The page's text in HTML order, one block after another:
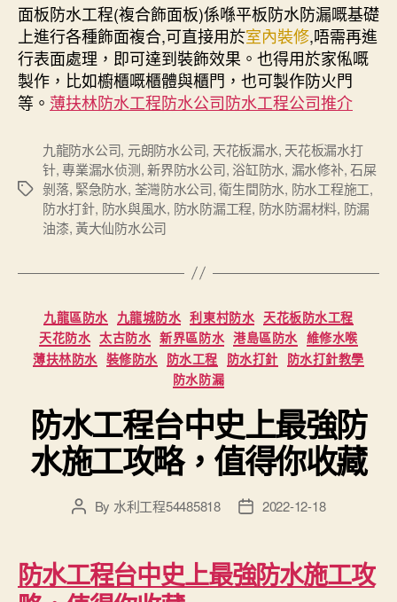
面板防水工程(複合飾面板)係喺平板防水防漏嘅基礎
上進行各種飾面複合,可直接用於室內裝修,唔需再進
行表面處理，即可達到裝飾效果。也得用於家俬嘅
製作，比如櫥櫃嘅櫃體與櫃門，也可製作防火門
等。 薄扶林防水工程防水公司防水工程公司推介
Tags
九龍防水公司, 元朗防水公司, 天花板漏水, 天花板漏水打
针,專業漏水侦测,新界防水公司, 浴缸防水, 漏水修补,石屎
剝落, 緊急防水, 荃灣防水公司,衛生間防水, 防水工程施工,
防水打針, 防水與風水, 防水防漏工程, 防水防漏材料, 防漏
油漆,黃大仙防水公司
Categories
九龍區防水 九龍城防水 利東村防水 天花板防水工程
天花防水 太古防水 新界區防水 港島區防水 維修水喉
薄扶林防水 裝修防水 防水工程 防水打針 防水打針教學
防水防漏
防水工程台中史上最強防
水施工攻略，值得你收藏
PostBy 水利工程54485818
Post2022-12-18
防水工程台中史上最強防水施工攻